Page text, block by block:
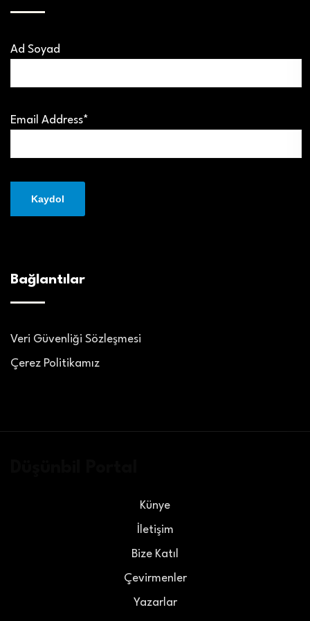
Ad Soyad
Email Address*
Bağlantılar
Veri Güvenliği Sözleşmesi
Çerez Politikamız
Künye
İletişim
Bize Katıl
Çevirmenler
Yazarlar